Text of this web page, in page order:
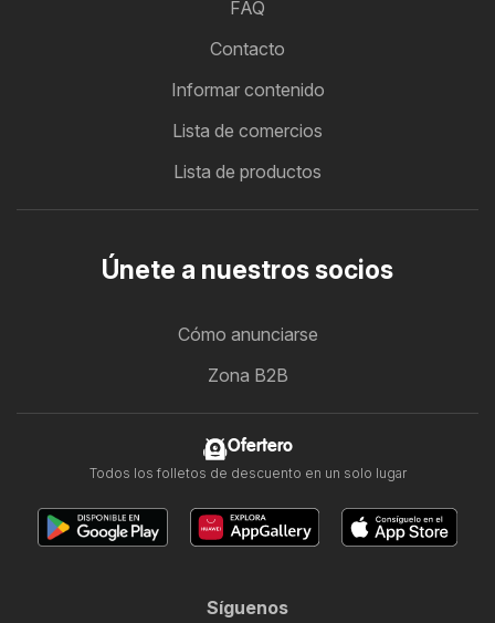
FAQ
Contacto
Informar contenido
Lista de comercios
Lista de productos
Únete a nuestros socios
Cómo anunciarse
Zona B2B
Ofertero
Todos los folletos de descuento en un solo lugar
Síguenos